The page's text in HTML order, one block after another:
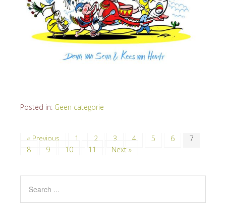
Posted in: Geen categorie
« Previous 1 2 3 4 5 6
7
8
9 10 11 Next »